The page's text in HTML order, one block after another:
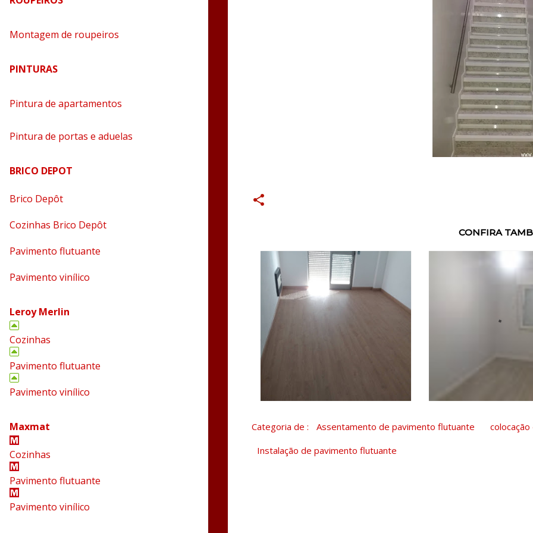
CONFIRA
Categoria de : Assentamento de pavimento flutuante
Instalação de pavimento flutuante
Montagem de roupeiros
PINTURAS
Pintura de apartamentos
Pintura de portas e aduelas
BRICO DEPOT
Brico Depôt
Cozinhas Brico Depôt
Pavimento flutuante
Pavimento vinílico
Leroy Merlin
Cozinhas
Pavimento flutuante
Pavimento vinílico
Maxmat
Cozinhas
Pavimento flutuante
Pavimento vinílico